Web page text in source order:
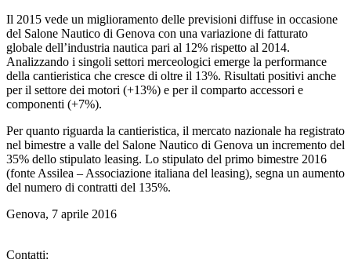
Il 2015 vede un miglioramento delle previsioni diffuse in occasione
del Salone Nautico di Genova con una variazione di fatturato
globale dell’industria nautica pari al 12% rispetto al 2014.
Analizzando i singoli settori merceologici emerge la performance
della cantieristica che cresce di oltre il 13%. Risultati positivi anche
per il settore dei motori (+13%) e per il comparto accessori e
componenti (+7%).
Per quanto riguarda la cantieristica, il mercato nazionale ha registrato
nel bimestre a valle del Salone Nautico di Genova un incremento del
35% dello stipulato leasing. Lo stipulato del primo bimestre 2016
(fonte Assilea – Associazione italiana del leasing), segna un aumento
del numero di contratti del 135%.
Genova, 7 aprile 2016
Contatti: